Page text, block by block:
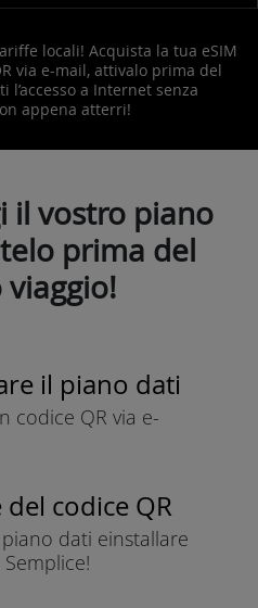
locali! Acquista la tua eSIM
via e-mail, attivalo prima del
l’accesso a Internet senza
appena atterri!
il vostro piano
prima del
il piano dati
codice QR via e-
del codice QR
dati einstallare
Semplice!